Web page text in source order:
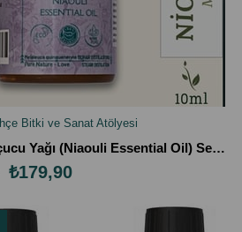
EKLE
Bitki ve Sanat Atölyesi
Nioli Uçucu Yağı (Niaouli Essential Oil) Sertifikalı, %100 Saf, 10ml
₺179,90